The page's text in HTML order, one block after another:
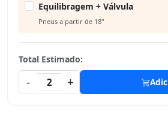
Equilibragem + Válvula
Pneus a partir de 18"
Total Estimado:
-
2 +